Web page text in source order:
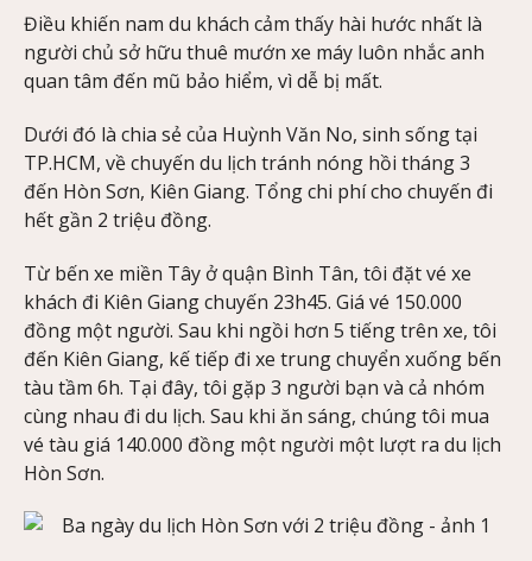
Điều khiến nam du khách cảm thấy hài hước nhất là
người chủ sở hữu thuê mướn xe máy luôn nhắc anh
quan tâm đến mũ bảo hiểm, vì dễ bị mất.
Dưới đó là chia sẻ của Huỳnh Văn No, sinh sống tại
TP.HCM, về chuyến du lịch tránh nóng hồi tháng 3
đến Hòn Sơn, Kiên Giang. Tổng chi phí cho chuyến đi
hết gần 2 triệu đồng.
Từ bến xe miền Tây ở quận Bình Tân, tôi đặt vé xe
khách đi Kiên Giang chuyến 23h45. Giá vé 150.000
đồng một người. Sau khi ngồi hơn 5 tiếng trên xe, tôi
đến Kiên Giang, kế tiếp đi xe trung chuyển xuống bến
tàu tầm 6h. Tại đây, tôi gặp 3 người bạn và cả nhóm
cùng nhau đi du lịch. Sau khi ăn sáng, chúng tôi mua
vé tàu giá 140.000 đồng một người một lượt ra du lịch
Hòn Sơn.